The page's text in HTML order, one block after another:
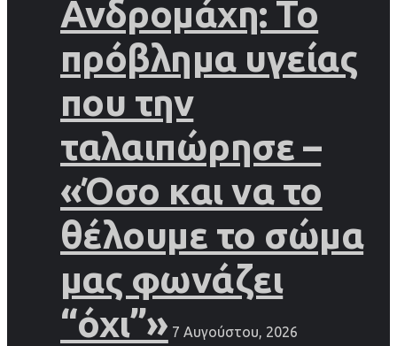
Ανδρομάχη: Το
πρόβλημα υγείας
που την
ταλαιπώρησε –
«Όσο και να το
θέλουμε το σώμα
μας φωνάζει
“όχι”» 7 Αυγούστου, 2026